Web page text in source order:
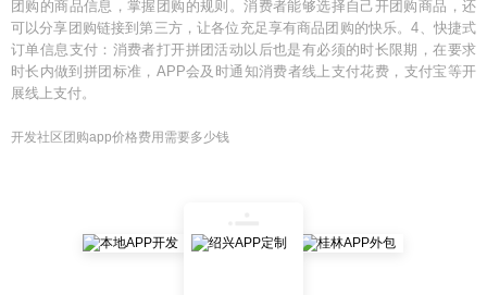
团购的商品信息，掌握团购的规则。消费者能够选择自己开团购商品，还
可以分享团购链接到第三方，让各位充足享有商品团购的快乐。4、快捷式
订单信息支付：消费者打开拼团活动以后也是有必须的时长限期，在要求
时长内做到拼团标准，APP会及时通知消费者线上支付花费，支付宝等开
展线上支付。
开发社区团购app价格费用需要多少钱